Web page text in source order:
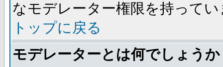
なモデレーター権限を持ってい
トップに戻る
モデレーターとは何でしょうか